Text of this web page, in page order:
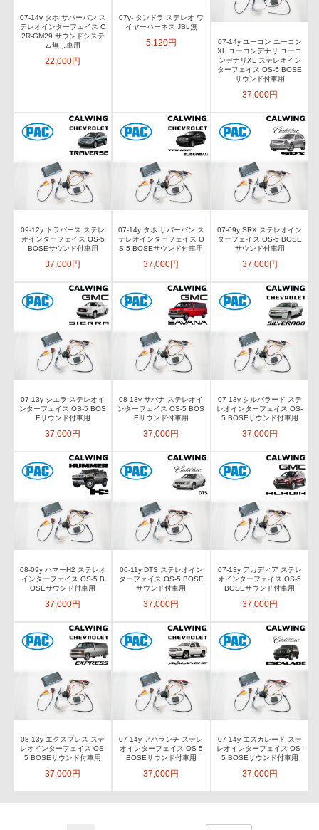
07-14y タホ サバーバン ス
テレオインターフェイス C
2R-GM29 サウンドシステ
ム無し車用
22,000円
07y- タンドラ ステレオ ワ
イヤーハーネス JBL無
5,120円
07-14y ユーコン ユーコン
XL ユーコンデナリ ユーコ
ンデナリXL ステレオイン
ターフェイス OS-5 BOSE
サウンド付車用
37,000円
09-12y トラバース ステレ
オインターフェイス OS-5
BOSEサウンド付車用
37,000円
07-14y タホ サバーバン ス
テレオインターフェイス O
S-5 BOSEサウンド付車用
37,000円
07-09y SRX ステレオイン
ターフェイス OS-5 BOSE
サウンド付車用
37,000円
07-13y シエラ ステレオイ
ンターフェイス OS-5 BOS
Eサウンド付車用
37,000円
08-13y サバナ ステレオイ
ンターフェイス OS-5 BOS
Eサウンド付車用
37,000円
07-13y シルバラード ステ
レオインターフェイス OS-
5 BOSEサウンド付車用
37,000円
08-09y ハマーH2 ステレオ
インターフェイス OS-5 B
OSEサウンド付車用
37,000円
06-11y DTS ステレオイン
ターフェイス OS-5 BOSE
サウンド付車用
37,000円
07-13y アカディア ステレ
オインターフェイス OS-5
BOSEサウンド付車用
37,000円
08-13y エクスプレス ステ
レオインターフェイス OS-
5 BOSEサウンド付車用
37,000円
07-14y アバランチ ステレ
オインターフェイス OS-5
BOSEサウンド付車用
37,000円
07-14y エスカレード ステ
レオインターフェイス OS-
5 BOSEサウンド付車用
37,000円